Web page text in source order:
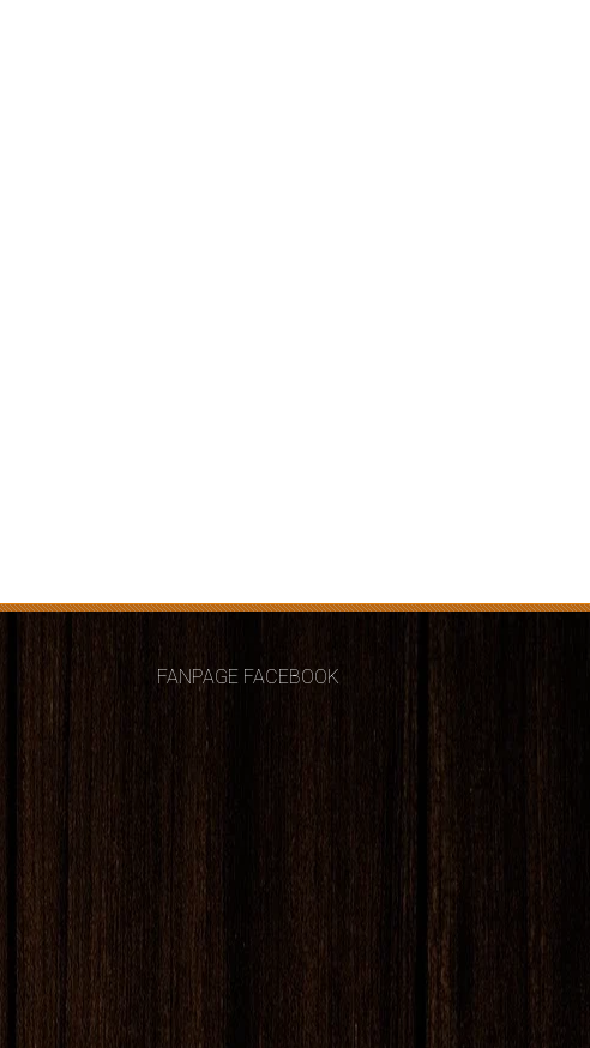
khả năng chịu tải cao.
từ nhỏ đến lớn, và hình dạng đa dạng (chữ nhật,
loại hàng hóa cụ thể, đảm bảo an toàn trong quá
FANPAGE FACEBOOK